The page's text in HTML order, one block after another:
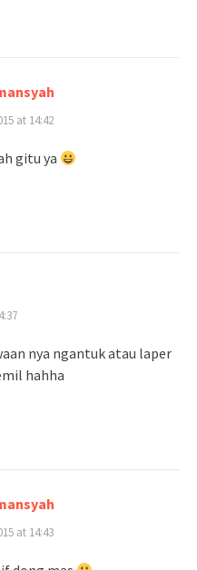
at 14:42
gitu ya
nya ngantuk atau laper
hahha
at 14:43